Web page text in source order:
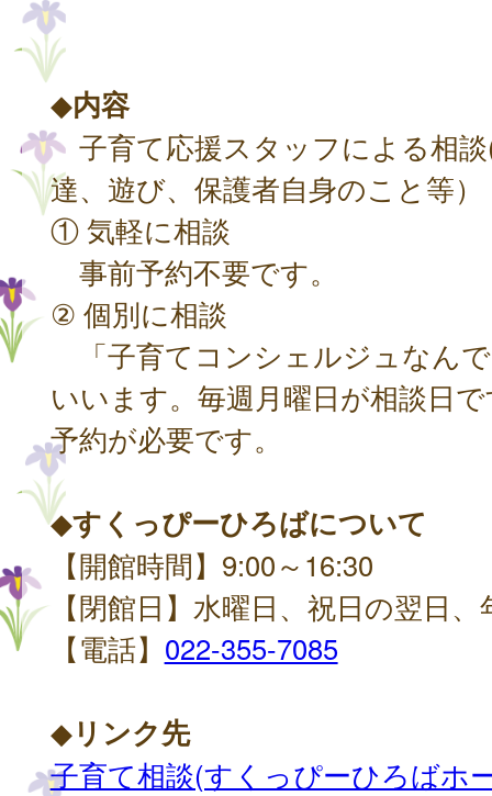
◆内容
子育て応援スタッフによる相談
達、遊び、保護者自身のこと等）
① 気軽に相談
事前予約不要です。
② 個別に相談
「子育てコンシェルジュなん
いいます。毎週月曜日が相談日
予約が必要です。
◆すくっぴーひろばについて
【開館時間】9:00～16:30
【閉館日】水曜日、祝日の翌日
【電話】 022-355-7085
◆リンク先
子育て相談(すくっぴーひろばホ